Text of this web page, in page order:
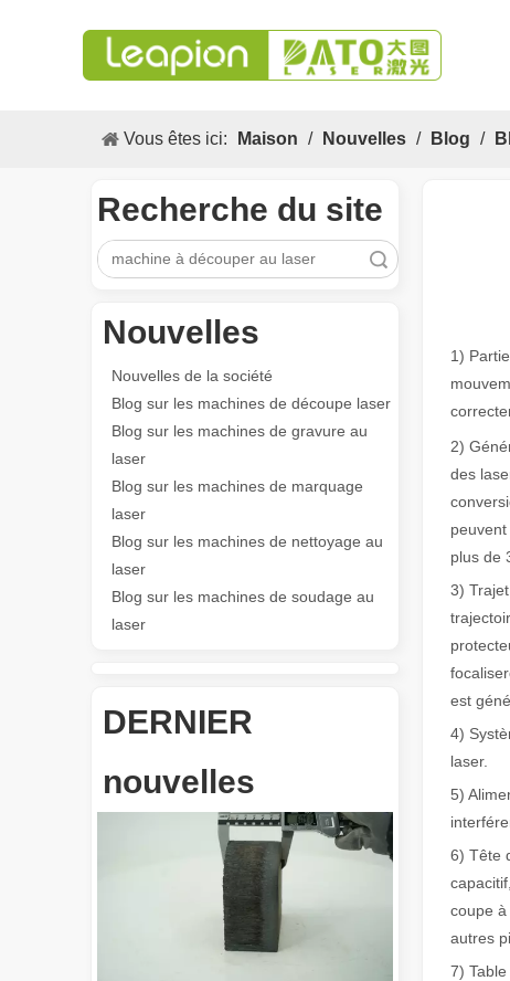
Vous êtes ici: Maison / Nouvelles / Blog /
Recherche du site
recherche
Nouvelles
Nouvelles de la société
Blog sur les machines de découpe laser
Blog sur les machines de gravure au
laser
Blog sur les machines de marquage
laser
Blog sur les machines de nettoyage au
laser
Blog sur les machines de soudage au
laser
DERNIER
nouvelles
Les caractéristiques polyvalentes Application et les
1)
2)
des
plus de
3)
est
4)
laser.
5)
6) Tête
coupe
autres
7)